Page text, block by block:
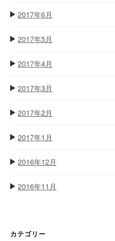
2017年6月
2017年5月
2017年4月
2017年3月
2017年2月
2017年1月
2016年12月
2016年11月
カテゴリー